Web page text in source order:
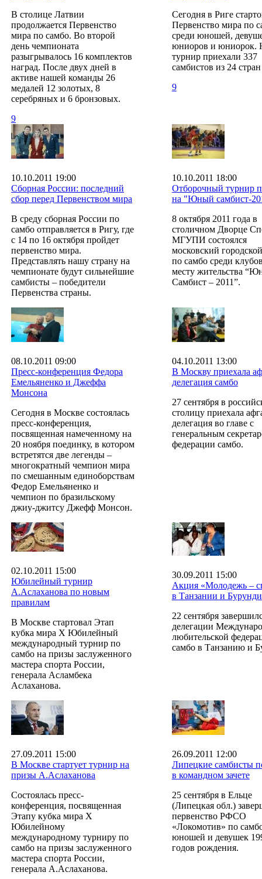
В столице Латвии
продолжается Первенство
мира по самбо. Во второй
день чемпионата
разыгрывалось 16 комплектов
наград. После двух дней в
активе нашей команды 26
медалей 12 золотых, 8
серебряных и 6 бронзовых.
9
Сегодня в Риге
Первенство мира по
среди юношей,
юниоров и юниорок.
турнир приехали 337
самбистов из 24
9
10.10.2011 19:00
Сборная России: последний
сбор перед Первенством мира
В среду сборная России по
самбо отправляется в Ригу, где
с 14 по 16 октября пройдет
первенство мира.
Представлять нашу страну на
чемпионате будут сильнейшие
самбисты – победители
Первенства страны.
10.10.2011 18:00
Отборочный турнир
на "Юный самбист-
8 октября 2011 года в
столичном Дворце
МГУПИ состоялся
московский
по самбо среди
месту жительства
Самбист – 2011”.
08.10.2011 09:00
Пресс-конференция Федора
Емельяненко и Джеффа
Монсона
Сегодня в Москве состоялась
пресс-конференция,
посвященная намеченному на
20 ноября поединку, в котором
встретятся две легенды –
многократный чемпион мира
по смешанным единоборствам
Федор Емельяненко и
чемпион по бразильскому
джиу-джитсу Джефф Монсон.
04.10.2011 13:00
В Москву приехала
делегация самбо
27 сентября в
столицу приехала
делегация во главе с
генеральным
федерации самбо.
02.10.2011 15:00
Юбилейный турнир
А.Аслаханова по новым
правилам
В Москве стартовал Этап
кубка мира Х Юбилейный
международный турнир по
самбо на призы заслуженного
мастера спорта России,
генерала Асламбека
Аслаханова.
30.09.2011 15:00
Акция «Молодежь –
в Танзании и Бурунди
22 сентября
делегации
любительской
самбо в Танзанию и
27.09.2011 15:00
В Москве стартует турнир на
призы А.Аслаханова
Состоялась пресс-
конференция, посвященная
Этапу кубка мира X
Юбилейному
международному турниру по
самбо на призы заслуженного
мастера спорта России,
генерала А.Аслаханова.
26.09.2011 12:00
Липецкие самбисты
в командном зачете
25 сентября в Ельце
(Липецкая обл.)
первенство РФСО
«Локомотив» по
юношей и девушек
годов рождения.